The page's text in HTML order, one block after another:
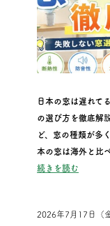
日本の窓は遅れて
の選び方を徹底解
ど、窓の種類が多
本の窓は海外と比
続きを読む“日本の
2026年7月17日（金